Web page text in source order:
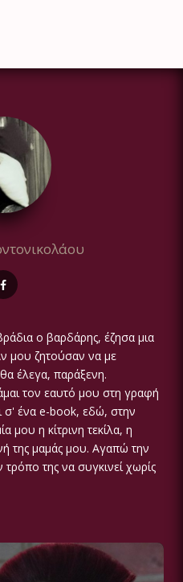
ο βαρδάρης, έζησα μια
μου ζητούσαν να με
έλεγα, παράξενη.
τον εαυτό μου στη γραφή
σ' ένα e-book, εδώ, στην
μου η κίτρινη τεκίλα, η
της μαμάς μου. Αγαπώ την
τρόπο της να συγκινεί χωρίς